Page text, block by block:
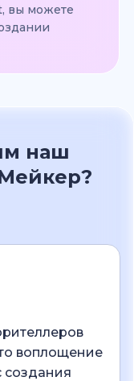
вы можете
наш
воплощение
создания